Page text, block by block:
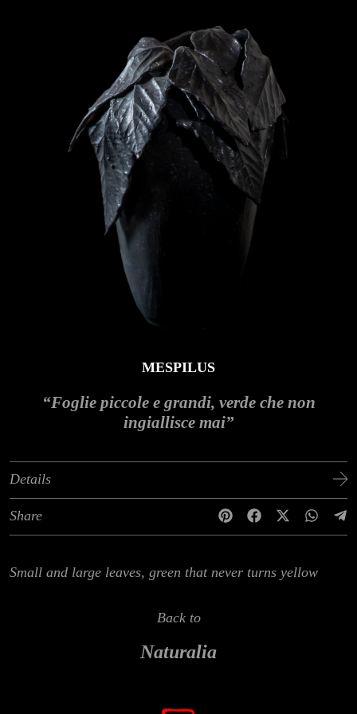
MESPILUS
“Foglie piccole e grandi, verde che non
ingiallisce mai”
Details
Share
Small and large leaves, green that never turns yellow
Back to
Naturalia